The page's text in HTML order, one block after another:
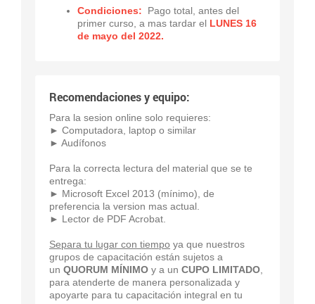
Condiciones: Pago total, antes del
primer curso, a mas tardar el LUNES 16
de mayo del 2022.
Recomendaciones y equipo:
Para la sesion online solo requieres:
► Computadora, laptop o similar
► Audífonos
Para la correcta lectura del material que se te
entrega:
► Microsoft Excel 2013 (mínimo), de
preferencia la version mas actual.
► Lector de PDF Acrobat.
Separa tu lugar con tiempo ya que nuestros
grupos de capacitación están sujetos a
un QUORUM MÍNIMO y a un CUPO LIMITADO
para atenderte de manera personalizada y
apoyarte para tu capacitación integral en tu